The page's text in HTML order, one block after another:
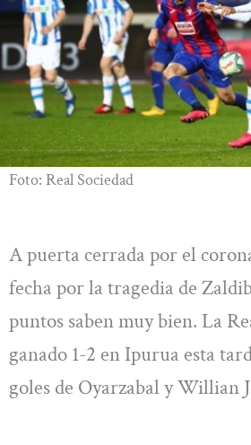
Foto: Real Sociedad
A puerta cerrada por el
fecha por la tragedia de
puntos saben muy bien. La
ganado 1-2 en Ipurua esta
goles de Oyarzabal y Willian